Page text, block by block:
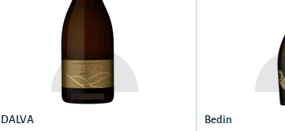
DALVA Bedin